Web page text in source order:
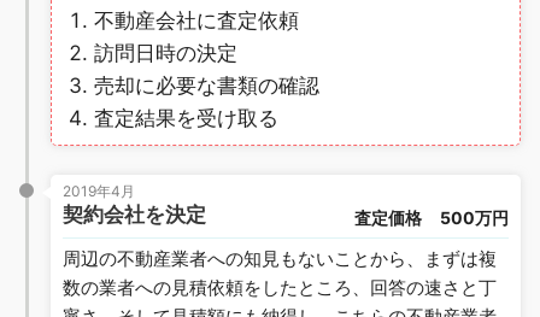
不動産会社に査定依頼
訪問日時の決定
売却に必要な書類の確認
査定結果を受け取る
2019年4月
契約会社を決定 査定価格 500万円
周辺の不動産業者への知見もないことから、まずは複
数の業者への見積依頼をしたところ、回答の速さと丁